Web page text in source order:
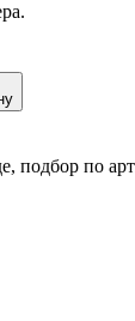
подбор по